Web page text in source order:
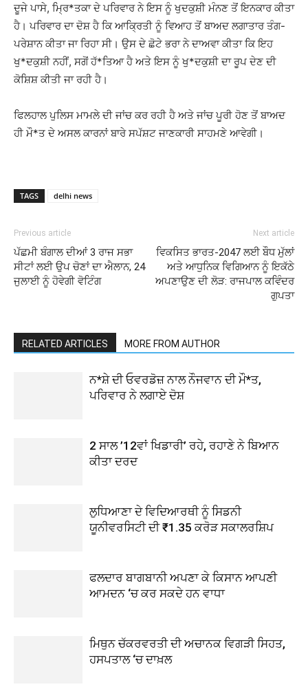
ਦੂਜੇ ਪਾਸੇ, ਮ੍ਰਿ*ਤਕਾ ਦੇ ਪਰਿਵਾਰ ਨੇ ਇਸ ਨੂੰ ਖੁਦਕੁਸ਼ੀ ਮੰਨਣ ਤੋਂ ਇਨਕਾਰ ਕੀਤਾ
ਹੈ। ਪਰਿਵਾਰ ਦਾ ਦੋਸ਼ ਹੈ ਕਿ ਆਕ੍ਰਿਤੀ ਨੂੰ ਵਿਆਹ ਤੋਂ ਬਾਅਦ ਲਗਾਤਾਰ ਤੰਗ-
ਪਰੇਸ਼ਾਨ ਕੀਤਾ ਜਾ ਰਿਹਾ ਸੀ। ਉਸ ਦੇ ਛੋਟੇ ਭਰਾ ਨੇ ਦਾਅਵਾ ਕੀਤਾ ਕਿ ਇਹ
ਖੁ*ਦਕੁਸ਼ੀ ਨਹੀਂ, ਸਗੋਂ ਹੱ*ਤਿਆ ਹੈ ਅਤੇ ਇਸ ਨੂੰ ਖੁ*ਦਕੁਸ਼ੀ ਦਾ ਰੂਪ ਦੇਣ ਦੀ
ਕੋਸ਼ਿਸ਼ ਕੀਤੀ ਜਾ ਰਹੀ ਹੈ।
ਫਿਲਹਾਲ ਪੁਲਿਸ ਮਾਮਲੇ ਦੀ ਜਾਂਚ ਕਰ ਰਹੀ ਹੈ ਅਤੇ ਜਾਂਚ ਪੂਰੀ ਹੋਣ ਤੋਂ ਬਾਅਦ
ਹੀ ਮੌ*ਤ ਦੇ ਅਸਲ ਕਾਰਨਾਂ ਬਾਰੇ ਸਪੱਸ਼ਟ ਜਾਣਕਾਰੀ ਸਾਹਮਣੇ ਆਵੇਗੀ।
TAGS delhi news
Previous article
ਪੱਛਮੀ ਬੰਗਾਲ ਦੀਆਂ 3 ਰਾਜ ਸਭਾ
ਸੀਟਾਂ ਲਈ ਉਪ ਚੋਣਾਂ ਦਾ ਐਲਾਨ, 24
ਜੁਲਾਈ ਨੂੰ ਹੋਵੇਗੀ ਵੋਟਿੰਗ
Next article
ਵਿਕਸਿਤ ਭਾਰਤ-2047 ਲਈ ਬੌਧ ਮੁੱਲਾਂ
ਅਤੇ ਆਧੁਨਿਕ ਵਿਗਿਆਨ ਨੂੰ ਇਕੱਠੇ
ਅਪਣਾਉਣ ਦੀ ਲੋੜ: ਰਾਜਪਾਲ ਕਵਿੰਦਰ
ਗੁਪਤਾ
RELATED ARTICLES MORE FROM AUTHOR
ਨ*ਸ਼ੇ ਦੀ ਓਵਰਡੋਜ਼ ਨਾਲ ਨੌਜਵਾਨ ਦੀ ਮੌ*ਤ,
ਪਰਿਵਾਰ ਨੇ ਲਗਾਏ ਦੋਸ਼
2 ਸਾਲ ’12ਵਾਂ ਖਿਡਾਰੀ’ ਰਹੇ, ਰਹਾਣੇ ਨੇ ਬਿਆਨ
ਕੀਤਾ ਦਰਦ
ਲੁਧਿਆਣਾ ਦੇ ਵਿਦਿਆਰਥੀ ਨੂੰ ਸਿਡਨੀ
ਯੂਨੀਵਰਸਿਟੀ ਦੀ ₹1.35 ਕਰੋੜ ਸਕਾਲਰਸ਼ਿਪ
ਫਲਦਾਰ ਬਾਗਬਾਨੀ ਅਪਣਾ ਕੇ ਕਿਸਾਨ ਆਪਣੀ
ਆਮਦਨ ‘ਚ ਕਰ ਸਕਦੇ ਹਨ ਵਾਧਾ
ਮਿਥੁਨ ਚੱਕਰਵਰਤੀ ਦੀ ਅਚਾਨਕ ਵਿਗੜੀ ਸਿਹਤ,
ਹਸਪਤਾਲ ‘ਚ ਦਾਖ਼ਲ